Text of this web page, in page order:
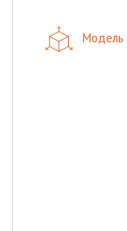
Модель